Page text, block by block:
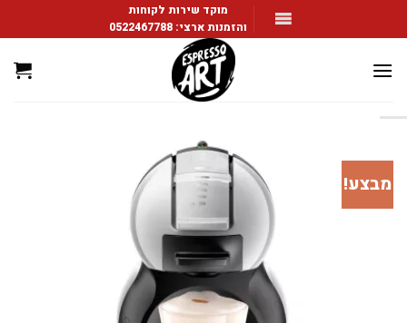
to
מוקד שירות לקוחות
והזמנות ארצי:0522467788
מבצע!